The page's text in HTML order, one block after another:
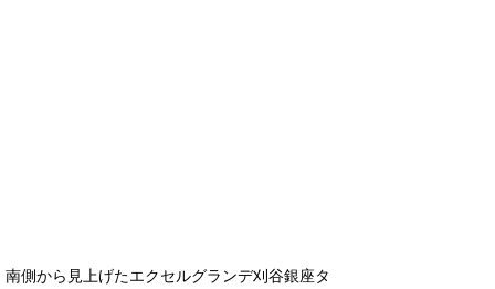
南側から見上げたエクセルグランデ刈谷銀座タ